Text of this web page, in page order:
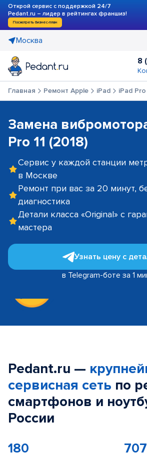
Открой сервис с поддержкой 24/7
Pedant.ru – лидер в рейтингах франшиз!
Посмотреть бизнес-план
Москва
8
Главная Ремонт Apple iPad iPad Pro
Замена
Pro 11 (2018)
Сервис у каждой станции
в Москве
Ремонт при вас за 20 минут,
диагностика
Детали класса «Original» с
мастера
Узнать цену с
в Telegram-боте за 1
Pedant.ru —
сервисная сеть по
смартфонов и
России
180 707